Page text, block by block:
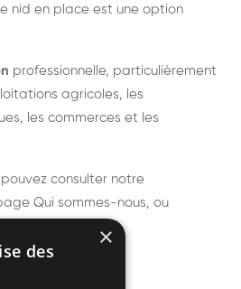
nid en place est une option
professionnelle, particulièrement
agricoles, les
les commerces et les
pouvez consulter notre
Qui sommes-nous, ou
×
des